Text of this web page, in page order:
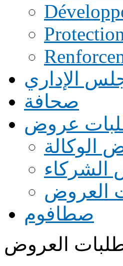
الإداري
صحافة
عروض
الوكالة
الشركاء
العروض
صطافوم
طلبات العروض